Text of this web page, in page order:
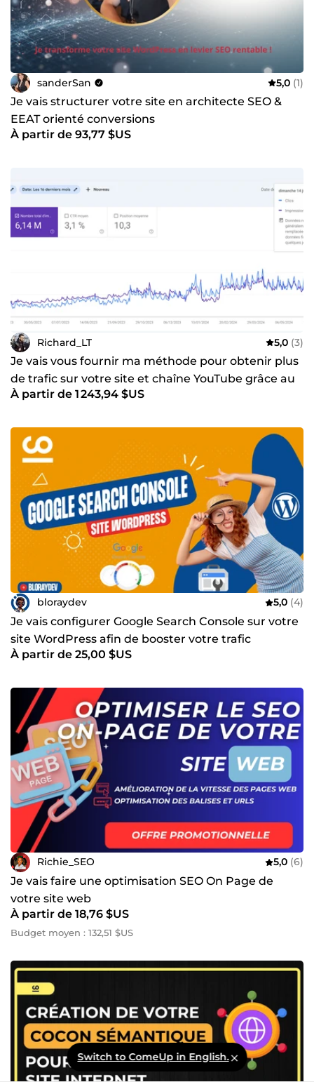
sanderSan 5,0 (1)
Je vais structurer votre site en architecte SEO &
EEAT orienté conversions
À partir de 93,77 $US
Richard_LT 5,0 (3)
Je vais vous fournir ma méthode pour obtenir plus
de trafic sur votre site et chaîne YouTube grâce au
SEO
À partir de 1 243,94 $US
bloraydev 5,0 (4)
Je vais configurer Google Search Console sur votre
site WordPress afin de booster votre trafic
À partir de 25,00 $US
Richie_SEO 5,0 (6)
Je vais faire une optimisation SEO On Page de
votre site web
À partir de 18,76 $US
Budget moyen : 132,51 $US
Switch to ComeUp in English.